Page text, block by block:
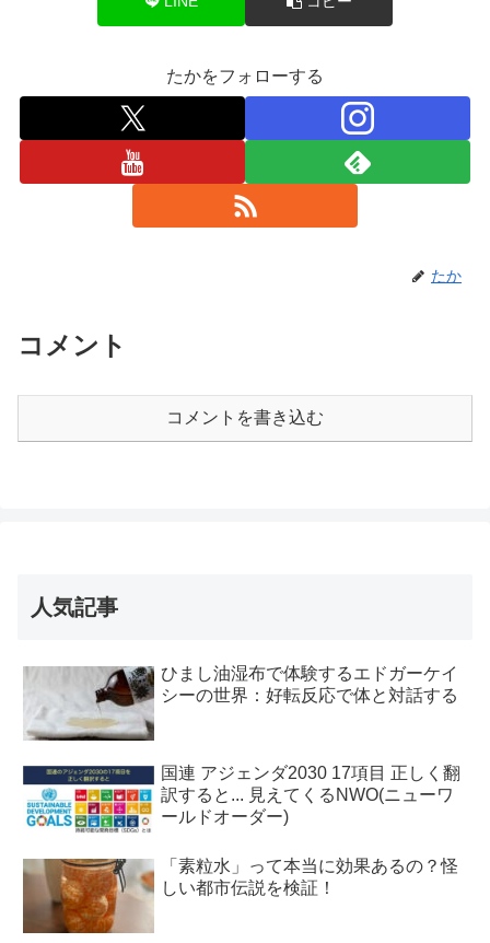
たかをフォローする
たか
コメント
コメントを書き込む
人気記事
ひまし油湿布で体験するエドガーケイ
シーの世界：好転反応で体と対話する
国連 アジェンダ2030 17項目 正しく翻
訳すると... 見えてくるNWO(ニューワ
ールドオーダー)
「素粒水」って本当に効果あるの？怪
しい都市伝説を検証！